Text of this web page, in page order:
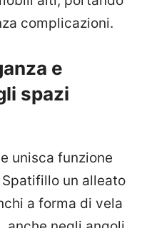
complicazioni.
e
spazi
unisca funzione
un alleato
a forma di vela